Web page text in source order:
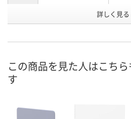
8月9
カゴへ
詳しく見る
この商品を見た人はこち
す